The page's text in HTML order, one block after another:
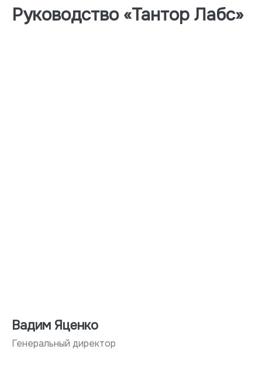
Руководство «Тантор Лабс»
Вадим Яценко
Генеральный директор